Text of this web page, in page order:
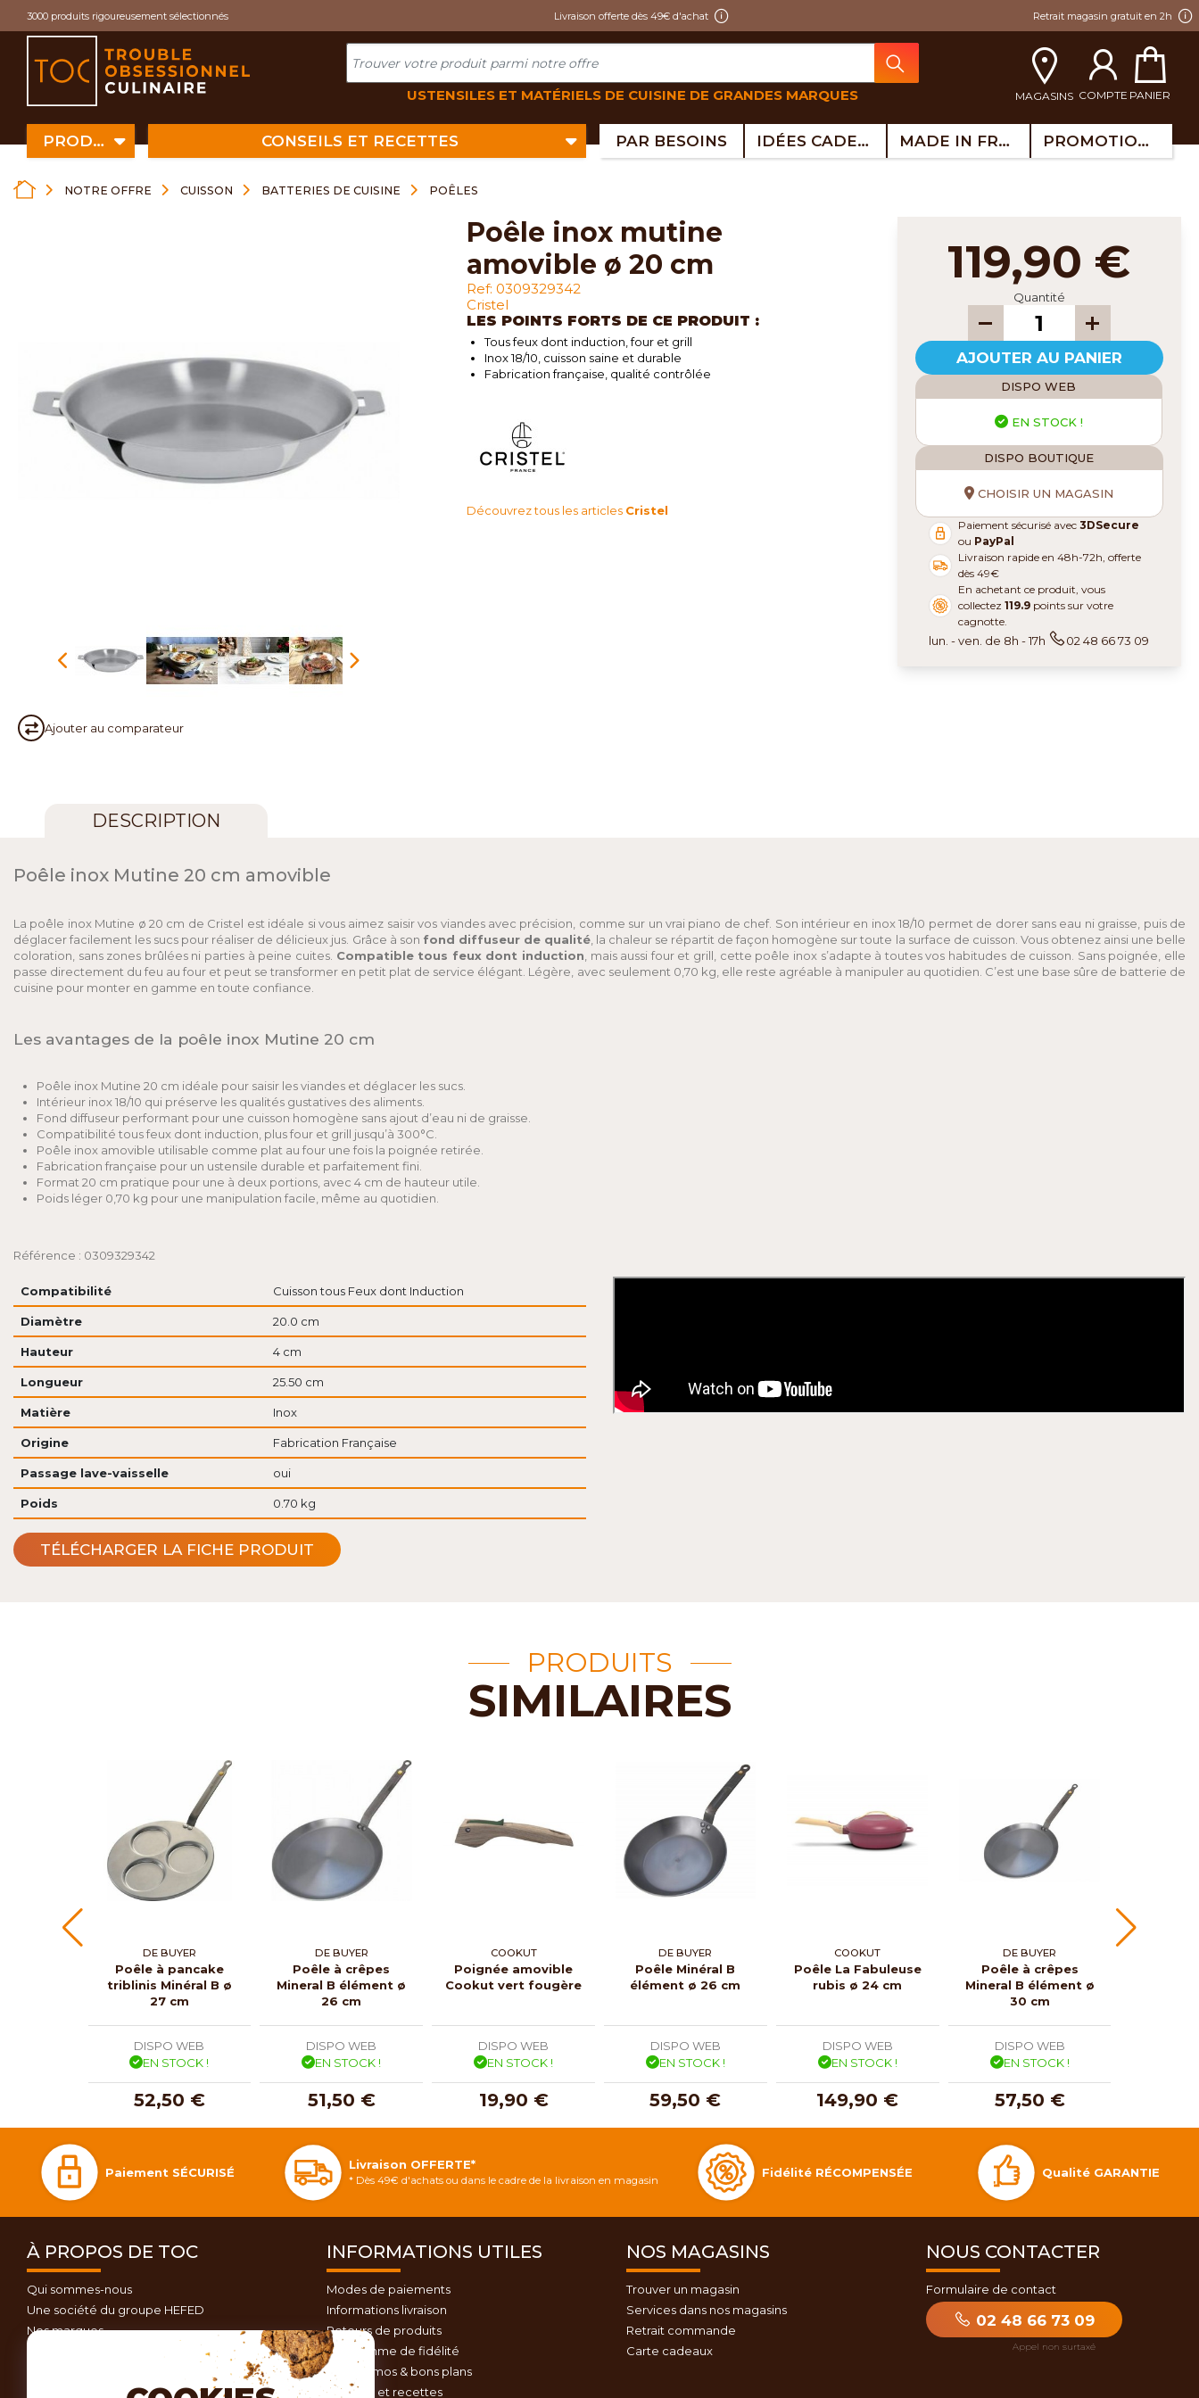
3000 produits rigoureusement sélectionnés Livraison offerte dès 49€ d'achat Retrait magasin gratuit en 2h
USTENSILES ET MATÉRIELS DE CUISINE DE GRANDES MARQUES MAGASINS COMPTE PANIER
PRODUITS CONSEILS ET RECETTES PAR BESOINS IDÉES CADEAUX MADE IN FRANCE PROMOTIONS
NOTRE OFFRE CUISSON BATTERIES DE CUISINE POÊLES
Ajouter au comparateur
poêle inox mutine
amovible ø 20 cm
Ref: 0309329342
Cristel
LES POINTS FORTS DE CE PRODUIT :
Tous feux dont induction, four et grill
Inox 18/10, cuisson saine et durable
Fabrication française, qualité contrôlée
Découvrez tous les articles Cristel
119,90 €
Quantité
AJOUTER AU PANIER
DISPO WEB
EN STOCK !
DISPO BOUTIQUE
CHOISIR UN MAGASIN
Paiement sécurisé avec3DSecure
ou PayPal
Livraison rapide en 48h-72h, offerte
dès 49€
En achetant ce produit, vous
collectez119.9 points sur votre
cagnotte.
lun. - ven. de 8h - 17h 02 48 66 73 09
DESCRIPTION
Poêle inox Mutine 20 cm amovible
La poêle inox Mutine ø 20 cm de Cristel est idéale si vous aimez saisir vos viandes avec précision, comme sur un vrai piano de chef. Son intérieur en inox 18/10 permet de dorer sans eau ni graisse, puis de
déglacer facilement les sucs pour réaliser de délicieux jus. Grâce à son fond diffuseur de qualité, la chaleur se répartit de façon homogène sur toute la surface de cuisson. Vous obtenez ainsi une belle
coloration, sans zones brûlées ni parties à peine cuites. Compatible tous feux dont induction , mais aussi four et grill, cette poêle inox s’adapte à toutes vos habitudes de cuisson. Sans poignée, elle
passe directement du feu au four et peut se transformer en petit plat de service élégant. Légère, avec seulement 0,70 kg, elle reste agréable à manipuler au quotidien. C’est une base sûre de batterie de
cuisine pour monter en gamme en toute confiance.
Les avantages de la poêle inox Mutine 20 cm
Poêle inox Mutine 20 cm idéale pour saisir les viandes et déglacer les sucs.
Intérieur inox 18/10 qui préserve les qualités gustatives des aliments.
Fond diffuseur performant pour une cuisson homogène sans ajout d’eau ni de graisse.
Compatibilité tous feux dont induction, plus four et grill jusqu’à 300°C.
Poêle inox amovible utilisable comme plat au four une fois la poignée retirée.
Fabrication française pour un ustensile durable et parfaitement fini.
Format 20 cm pratique pour une à deux portions, avec 4 cm de hauteur utile.
Poids léger 0,70 kg pour une manipulation facile, même au quotidien.
Référence : 0309329342
Compatibilité Cuisson tous Feux dont Induction
Diamètre 20.0 cm
Hauteur 4 cm
Longueur 25.50 cm
Matière Inox
Origine Fabrication Française
Passage lave-vaisselle oui
Poids 0.70 kg
TÉLÉCHARGER LA FICHE PRODUIT
PRODUITS
SIMILAIRES
DE BUYER
Poêle à pancake
triblinis Minéral B ø
27 cm
DISPO WEB
EN STOCK !
52,50 €
DE BUYER
Poêle à crêpes
Mineral B élément ø
26 cm
DISPO WEB
EN STOCK !
51,50 €
COOKUT
Poignée amovible
Cookut vert fougère
DISPO WEB
EN STOCK !
19,90 €
DE BUYER
Poêle Minéral B
élément ø 26 cm
DISPO WEB
EN STOCK !
59,50 €
COOKUT
Poêle La Fabuleuse
rubis ø 24 cm
DISPO WEB
EN STOCK !
149,90 €
DE BUYER
Poêle à crêpes
Mineral B élément ø
30 cm
DISPO WEB
EN STOCK !
57,50 €
Paiement SÉCURISÉ
Livraison OFFERTE*
* Dès 49€ d'achats ou dans le cadre de la livraison en magasin
Fidélité RÉCOMPENSÉE Qualité GARANTIE
À PROPOS DE TOC
Qui sommes-nous
Une société du groupe HEFED
Nos marques
INFORMATIONS UTILES
Modes de paiements
Informations livraison
Retours de produits
Programme de fidélité
Nos promos & bons plans
Conseils et recettes
NOS MAGASINS
Trouver un magasin
Services dans nos magasins
Retrait commande
Carte cadeaux
NOUS CONTACTER
Formulaire de contact
02 48 66 73 09